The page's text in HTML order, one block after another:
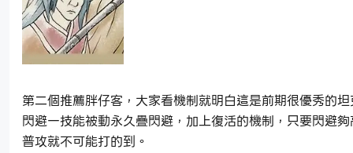
第二個推薦胖仔客，大家看機制就明白這是前期很優秀的
閃避一技能被動永久疊閃避，加上復活的機制，只要閃避
普攻就不可能打的到。